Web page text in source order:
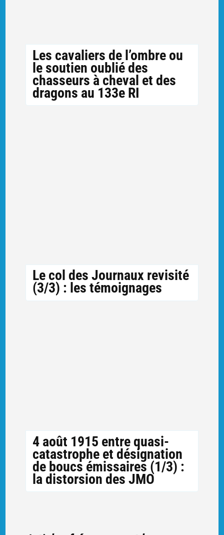
Les cavaliers de l’ombre ou
le soutien oublié des
chasseurs à cheval et des
dragons au 133e RI
Le col des Journaux revisité
(3/3) : les témoignages
4 août 1915 entre quasi-
catastrophe et désignation
de boucs émissaires (1/3) :
la distorsion des JMO